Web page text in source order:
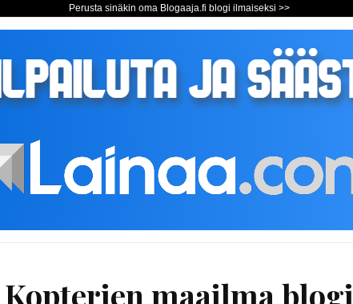
Perusta sinäkin oma Blogaaja.fi blogi ilmaiseksi >>
Kopterien maailma blogi